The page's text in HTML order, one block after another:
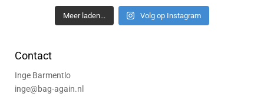
Meer laden... Volg op Instagram
Contact
Inge Barmentlo
inge@bag-again.nl